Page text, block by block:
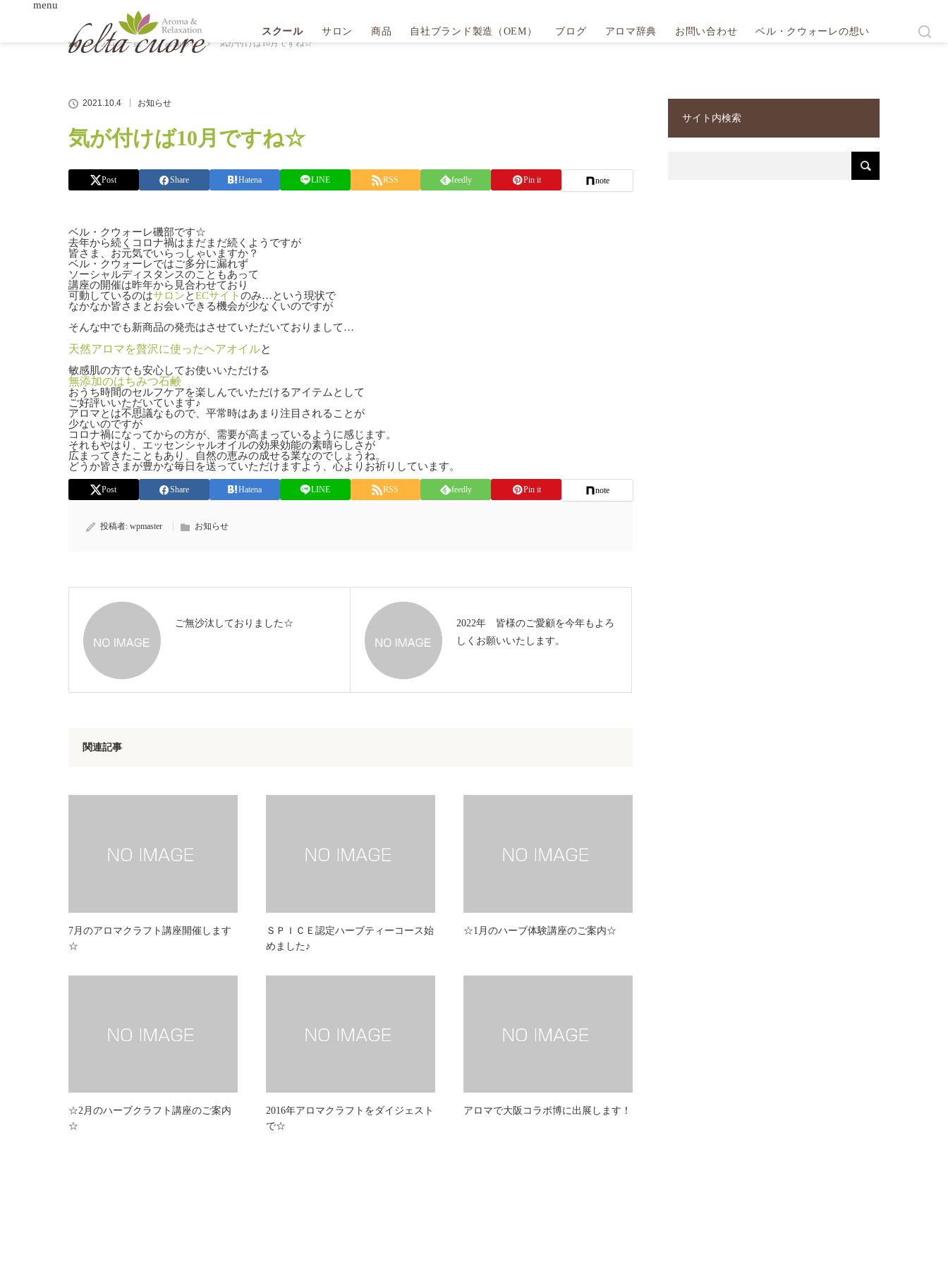
menu
スクール サロン 商品 自社ブランド製造（OEM） ブログ アロマ辞典 お問い合わせ ベル・クウォーレの想い
ホーム
ブログ一覧
お知らせ 気が付けば10月ですね☆
2021.10.4 お知らせ
気が付けば10月ですね☆
Post Share Hatena LINE RSS feedly Pin it note
ベル・クウォーレ磯部です☆
去年から続くコロナ禍はまだまだ続くようですが
皆さま、お元気でいらっしゃいますか？
ベル・クウォーレではご多分に漏れず
ソーシャルディスタンスのこともあって
講座の開催は昨年から見合わせており
可動しているのはサロンとECサイトのみ…という現状で
なかなか皆さまとお会いできる機会が少なくいのですが
そんな中でも新商品の発売はさせていただいておりまして…
天然アロマを贅沢に使ったヘアオイルと
敏感肌の方でも安心してお使いいただける
無添加のはちみつ石鹸
おうち時間のセルフケアを楽しんでいただけるアイテムとして
ご好評いいただいています♪
アロマとは不思議なもので、平常時はあまり注目されることが
少ないのですが
コロナ禍になってからの方が、需要が高まっているように感じます。
それもやはり、エッセンシャルオイルの効果効能の素晴らしさが
広まってきたこともあり、自然の恵みの成せる業なのでしょうね。
どうか皆さまが豊かな毎日を送っていただけますよう、心よりお祈りしています。
Post Share Hatena LINE RSS feedly Pin it note
投稿者: wpmaster お知らせ
ご無沙汰しておりました☆
2022年 皆様のご愛顧を今年もよろ
しくお願いいたします。
関連記事
7月のアロマクラフト講座開催します
☆
ＳＰＩＣＥ認定ハーブティーコース始
めました♪
☆1月のハーブ体験講座のご案内☆
☆2月のハーブクラフト講座のご案内
☆
2016年アロマクラフトをダイジェスト
で☆
アロマで大阪コラボ博に出展します！
サイト内検索